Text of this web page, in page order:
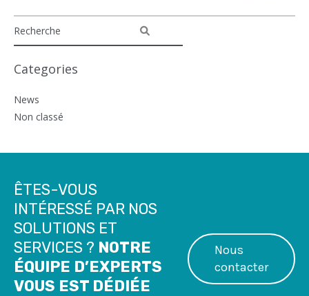
Categories
News
Non classé
ÊTES-VOUS
INTÉRESSÉ PAR NOS
SOLUTIONS ET
SERVICES ? NOTRE
ÉQUIPE D’EXPERTS
VOUS EST DÉDIÉE
Nous
contacter